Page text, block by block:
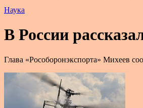
Наука
В России
Глава «Рособоронэкспорта» Михеев